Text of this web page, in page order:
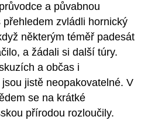
a půvabnou
zvládli hornický
některým téměř padesát
a žádali si další túry.
a občas i
jistě neopakovatelné. V
se na krátké
přírodou rozloučily.